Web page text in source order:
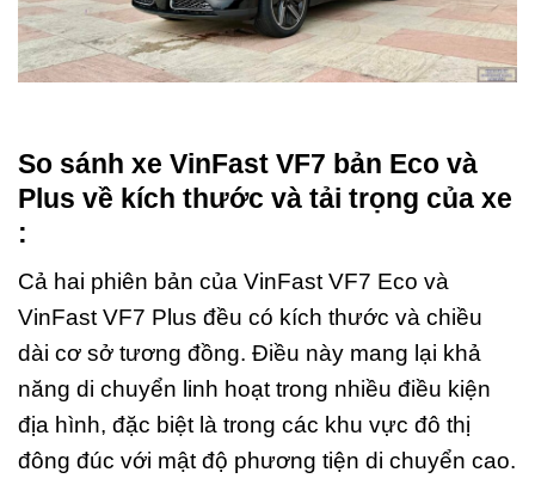
So sánh xe VinFast VF7 bản Eco và
Plus về kích thước và tải trọng của xe
:
Cả hai phiên bản của VinFast VF7 Eco và
VinFast VF7 Plus đều có kích thước và chiều
dài cơ sở tương đồng. Điều này mang lại khả
năng di chuyển linh hoạt trong nhiều điều kiện
địa hình, đặc biệt là trong các khu vực đô thị
đông đúc với mật độ phương tiện di chuyển cao.